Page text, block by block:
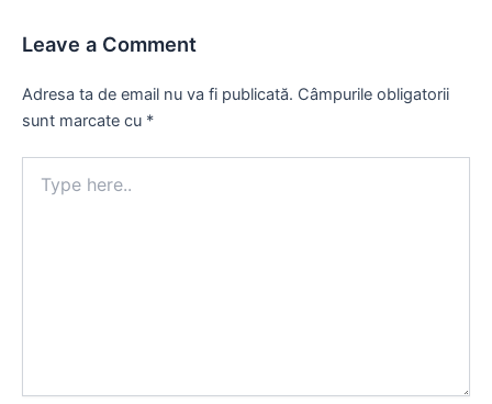
Leave a Comment
Adresa ta de email nu va fi publicată. Câmpurile obligatorii
sunt marcate cu *
here..